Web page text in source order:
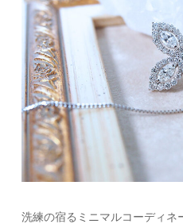
洗練の宿るミニマルコーディネ